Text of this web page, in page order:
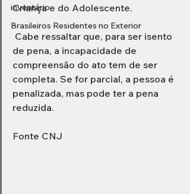
inventário
Brasileiros Residentes no Exterior
Criança e do Adolescente.
de pena, a incapacidade de
compreensão do ato tem de ser
completa. Se for parcial, a pessoa é
penalizada, mas pode ter a pena
reduzida.
Fonte CNJ